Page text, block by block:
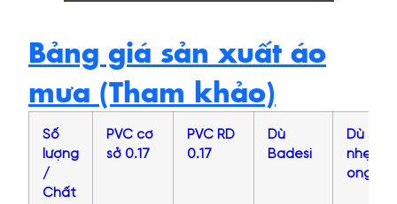
Bảng giá sản xuất áo
mưa (Tham khảo)
Số
lượng
/
Chất
PVC cơ
sở 0.17
PVC RD
0.17
Dù
Badesi
Dù siêu
nhẹ tổ
ong